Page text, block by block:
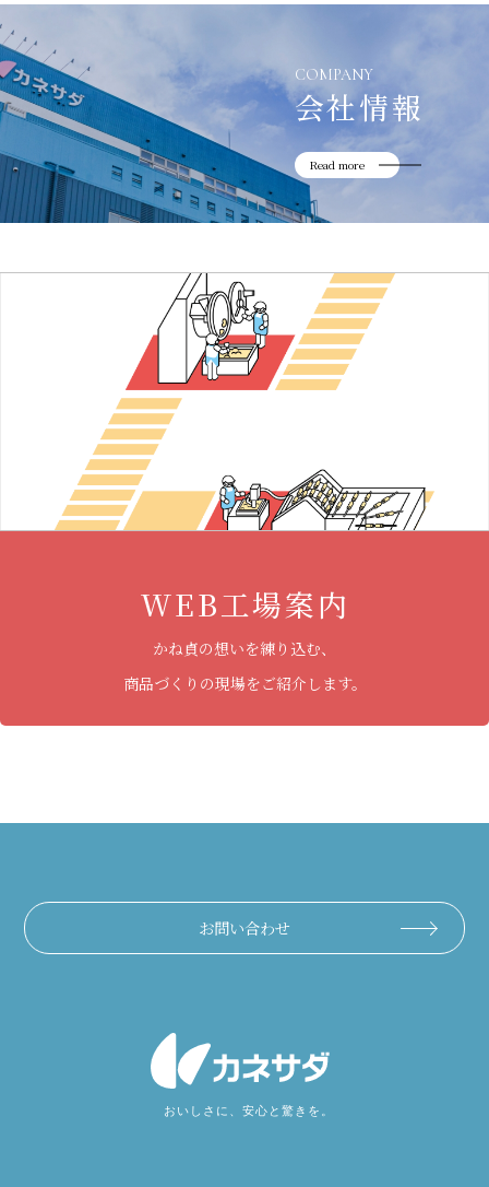
COMPANY
会社情報
Read more
WEB工場案内
かね貞の想いを練り込む、
商品づくりの現場をご紹介します。
お問い合わせ